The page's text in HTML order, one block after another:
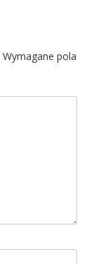
Wymagane pola